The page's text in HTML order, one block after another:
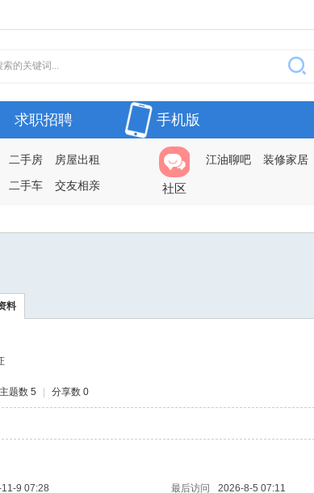
求职招聘 手机版
二手房
房屋出租
二手车 交友相亲 社区
江油聊吧 装修家居
料
主题数 5 分享数 0
9 07:28 最后访问
2026-8-5 07:11